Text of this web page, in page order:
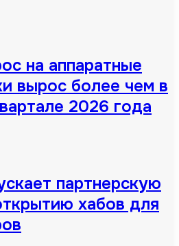
на аппаратные
вырос более чем в
2026 года
партнерскую
хабов для